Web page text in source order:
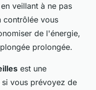
veillant à ne pas
contrôlée vous
de l'énergie,
prolongée.
est une
vous prévoyez de